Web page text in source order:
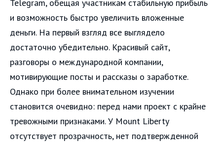
Telegram, обещая участникам стабильную прибыль
и возможность быстро увеличить вложенные
деньги. На первый взгляд все выглядело
достаточно убедительно. Красивый сайт,
разговоры о международной компании,
мотивирующие посты и рассказы о заработке.
Однако при более внимательном изучении
становится очевидно: перед нами проект с крайне
тревожными признаками. У Mount Liberty
отсутствует прозрачность, нет подтвержденной